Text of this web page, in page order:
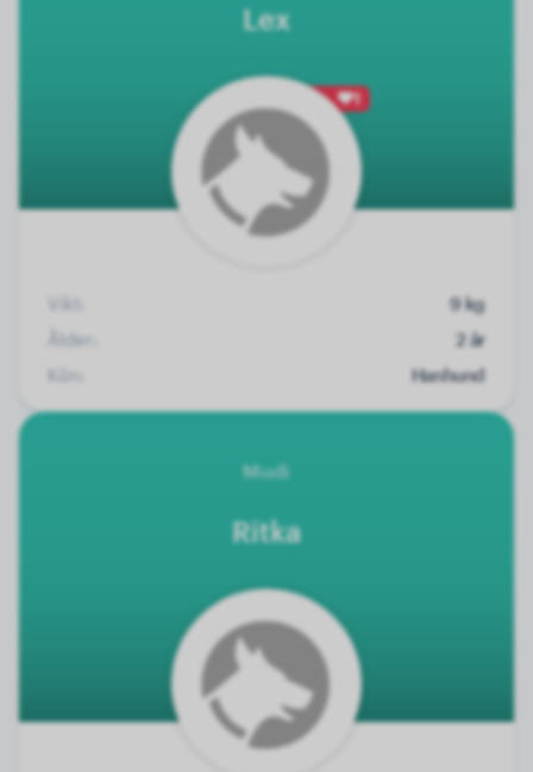
Lex
1
Vikt:
9 kg
Ålder:
2 år
Kön:
Hanhund
Mudi
Ritka